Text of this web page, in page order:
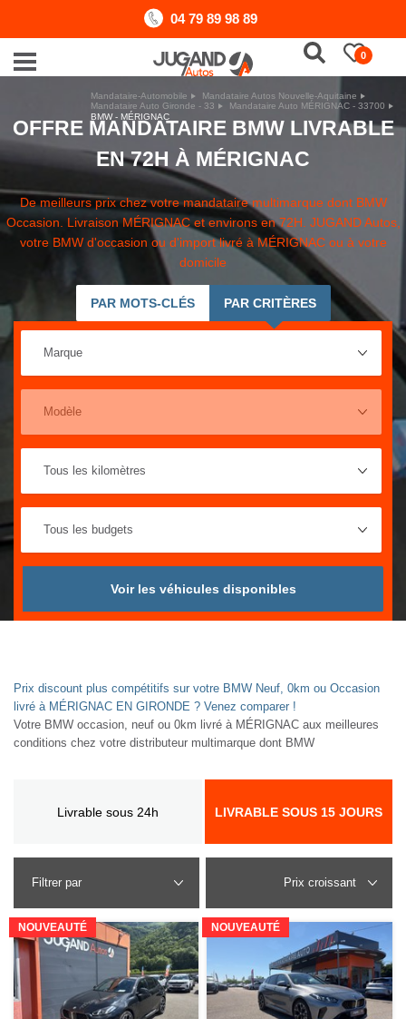
04 79 89 98 89
0
Mandataire-Automobile
Mandataire Autos Nouvelle-Aquitaine
Mandataire Auto Gironde - 33
Mandataire Auto MÉRIGNAC - 33700
BMW - MÉRIGNAC
OFFRE MANDATAIRE BMW LIVRABLE
EN 72H À MÉRIGNAC
De meilleurs prix chez votre mandataire multimarque dont BMW
Occasion. Livraison MÉRIGNAC et environs en 72H. JUGAND Autos,
votre BMW d'occasion ou d'import livré à MÉRIGNAC ou à votre
domicile
PAR MOTS-CLÉS PAR CRITÈRES
Voir les véhicules disponibles
Prix discount plus compétitifs sur votre BMW Neuf, 0km ou Occasion
livré à MÉRIGNAC EN GIRONDE ? Venez comparer !
Votre BMW occasion, neuf ou 0km livré à MÉRIGNAC aux meilleures
conditions chez votre distributeur multimarque dont BMW
Livrable sous 24h LIVRABLE SOUS 15 JOURS
Filtrer par
NOUVEAUTÉ NOUVEAUTÉ